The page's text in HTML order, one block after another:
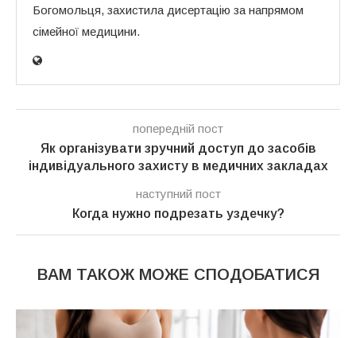
Богомольця, захистила дисертацію за напрямом
сімейної медицини.
попередній пост
Як організувати зручний доступ до засобів
індивідуального захисту в медичних закладах
наступний пост
Когда нужно подрезать уздечку?
ВАМ ТАКОЖ МОЖЕ СПОДОБАТИСЯ